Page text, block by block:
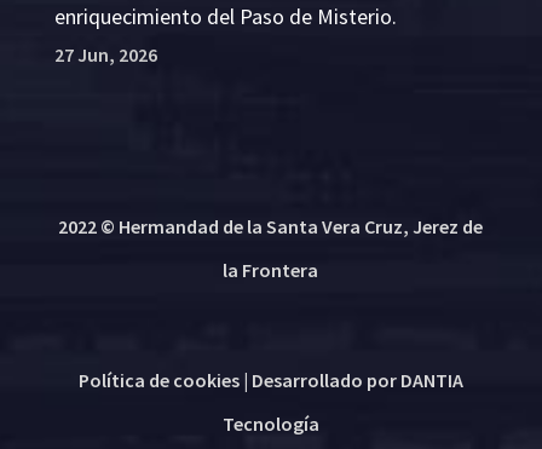
enriquecimiento del Paso de Misterio.
27 Jun, 2026
2022 © Hermandad de la Santa Vera Cruz, Jerez de
la Frontera
Política de cookies| Desarrollado por DANTIA
Tecnología